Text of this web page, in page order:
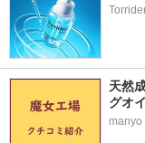
天然
グオ
manyo